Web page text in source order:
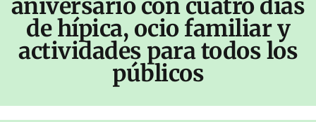
aniversario con cuatro días
de hípica, ocio familiar y
actividades para todos los
públicos